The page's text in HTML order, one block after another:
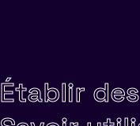
Établir